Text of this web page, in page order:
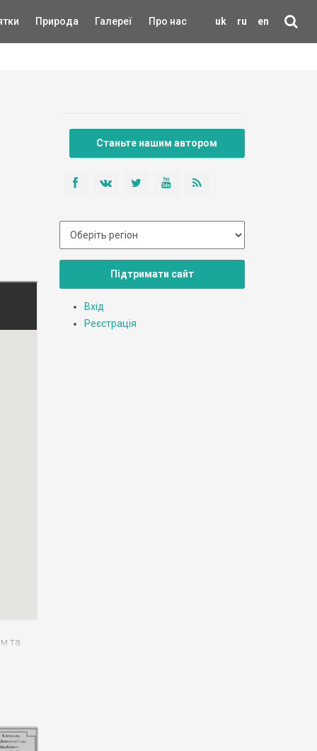
uk ru en
Природа Галереї Про нас
та
Станьте нашим автором
Підтримати сайт
Вхід
Реєстрація